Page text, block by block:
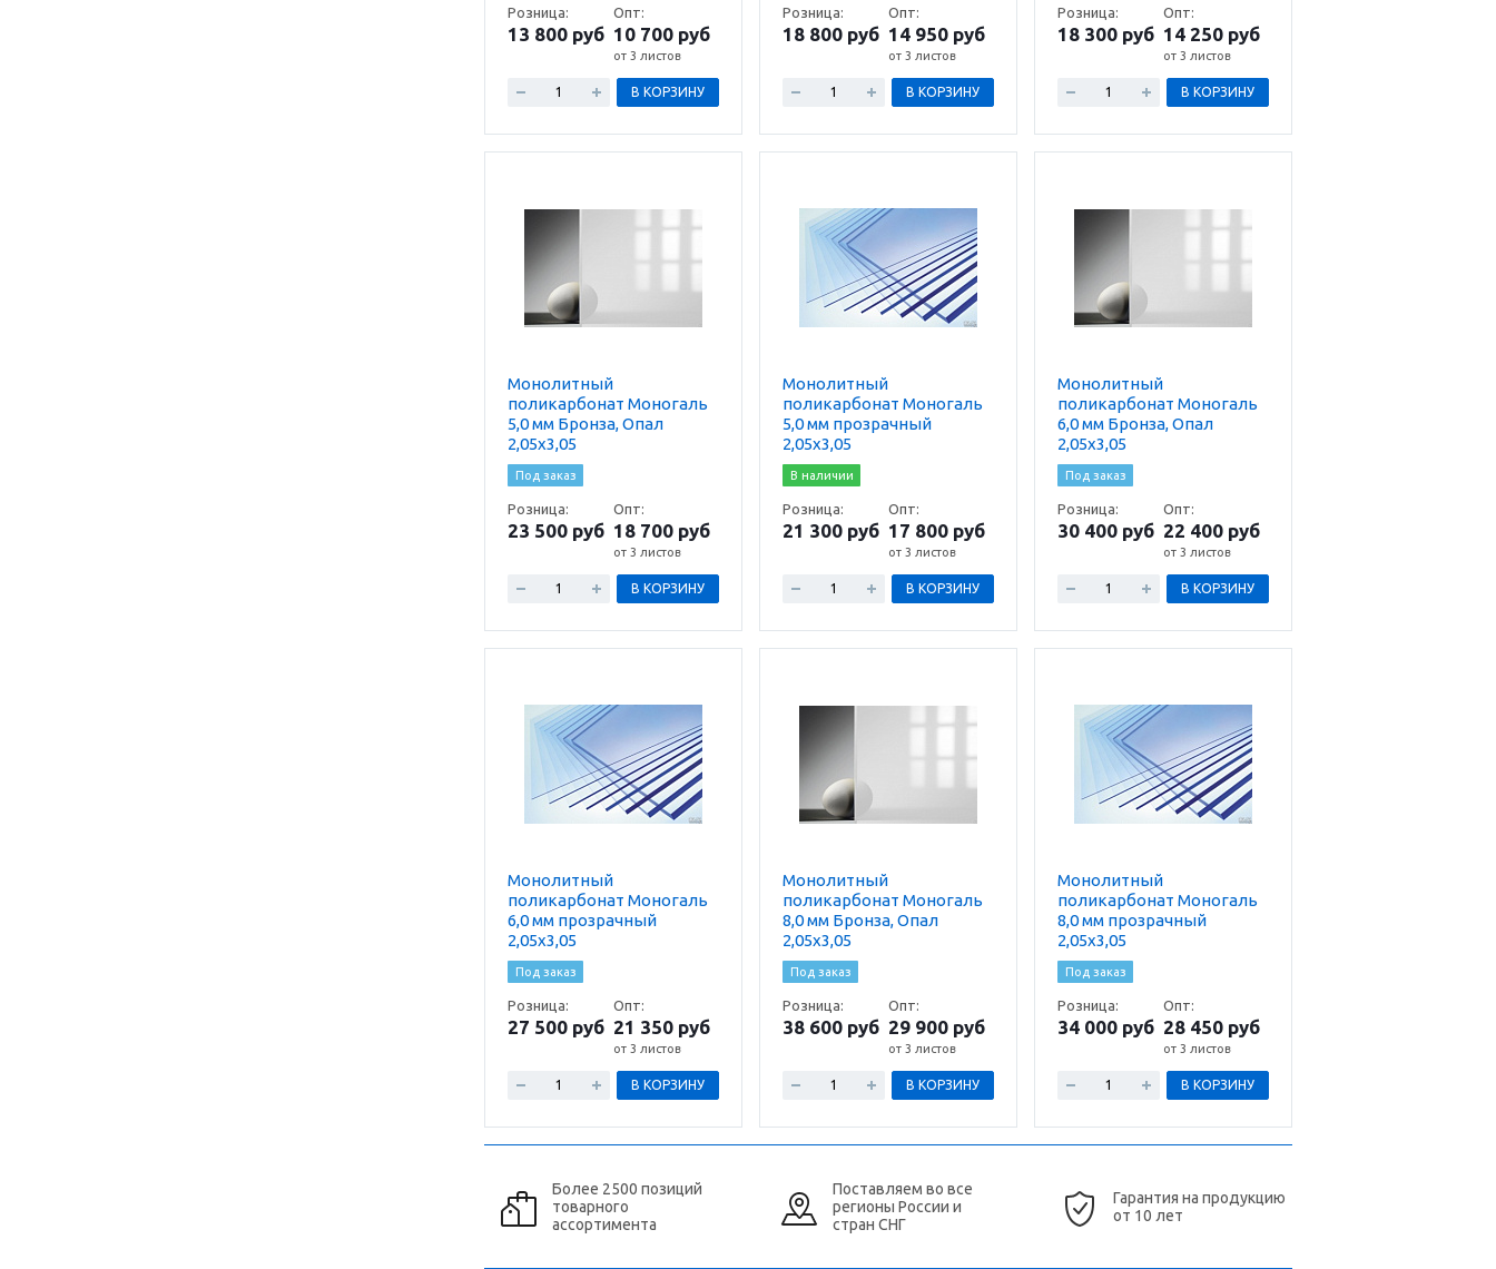
Розница:
13 800 руб
Опт:
10 700 руб
от 3 листов
В КОРЗИНУ
Розница:
18 800 руб
Опт:
14 950 руб
от 3 листов
В КОРЗИНУ
Розница:
18 300 руб
Опт:
14 250 руб
от 3 листов
В КОРЗИНУ
Монолитный
поликарбонат Моногаль
5,0 мм Бронза, Опал
2,05х3,05
Под заказ
Розница:
23 500 руб
Опт:
18 700 руб
от 3 листов
В КОРЗИНУ
Монолитный
поликарбонат Моногаль
5,0 мм прозрачный
2,05х3,05
В наличии
Розница:
21 300 руб
Опт:
17 800 руб
от 3 листов
В КОРЗИНУ
Монолитный
поликарбонат Моногаль
6,0 мм Бронза, Опал
2,05х3,05
Под заказ
Розница:
30 400 руб
Опт:
22 400 руб
от 3 листов
В КОРЗИНУ
Монолитный
поликарбонат Моногаль
6,0 мм прозрачный
2,05х3,05
Под заказ
Розница:
27 500 руб
Опт:
21 350 руб
от 3 листов
В КОРЗИНУ
Монолитный
поликарбонат Моногаль
8,0 мм Бронза, Опал
2,05х3,05
Под заказ
Розница:
38 600 руб
Опт:
29 900 руб
от 3 листов
В КОРЗИНУ
Монолитный
поликарбонат Моногаль
8,0 мм прозрачный
2,05х3,05
Под заказ
Розница:
34 000 руб
Опт:
28 450 руб
от 3 листов
В КОРЗИНУ
Более 2500 позиций
товарного
ассортимента
Поставляем во все
регионы России и
стран СНГ
Гарантия на продукцию
от 10 лет